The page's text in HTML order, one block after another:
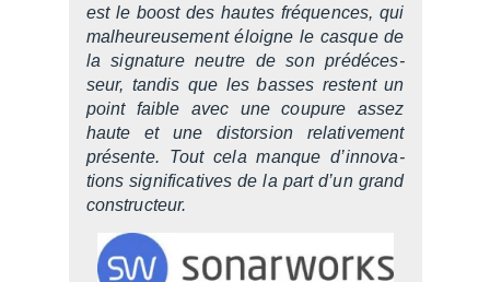
est le boost des hautes fréquences, qui
malheu­reu­se­ment éloigne le casque de
la signa­ture neutre de son prédé­ces­
seur, tandis que les basses restent un
point faible avec une coupure assez
haute et une distor­sion rela­ti­ve­ment
présente. Tout cela manque d’in­no­va­
tions signi­fi­ca­tives de la part d’un grand
construc­teur.